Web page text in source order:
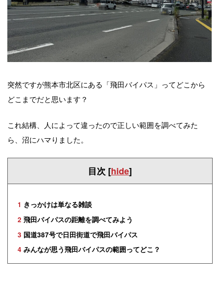
突然ですが熊本市北区にある「飛田バイパス」ってどこから
どこまでだと思います？
これ結構、人によって違ったので正しい範囲を調べてみた
ら、沼にハマりました。
目次 [hide]
1 きっかけは単なる雑談
2 飛田バイパスの距離を調べてみよう
3 国道387号で日田街道で飛田バイパス
4 みんなが思う飛田バイパスの範囲ってどこ？